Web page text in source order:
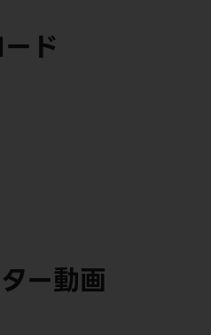
ド
ー動画